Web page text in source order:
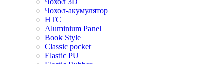
Чохол-акумулятор
HTC
Aluminium Panel
Book Style
Classic pocket
Elastic PU